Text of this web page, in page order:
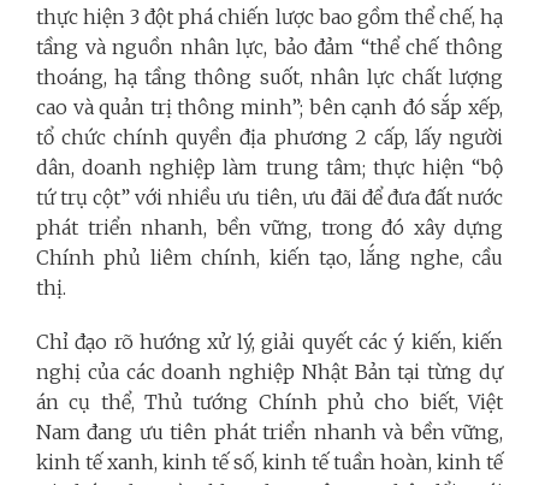
thực hiện 3 đột phá chiến lược bao gồm thể chế, hạ
tầng và nguồn nhân lực, bảo đảm “thể chế thông
thoáng, hạ tầng thông suốt, nhân lực chất lượng
cao và quản trị thông minh”; bên cạnh đó sắp xếp,
tổ chức chính quyền địa phương 2 cấp, lấy người
dân, doanh nghiệp làm trung tâm; thực hiện “bộ
tứ trụ cột” với nhiều ưu tiên, ưu đãi để đưa đất nước
phát triển nhanh, bền vững, trong đó xây dựng
Chính phủ liêm chính, kiến tạo, lắng nghe, cầu
thị.
Chỉ đạo rõ hướng xử lý, giải quyết các ý kiến, kiến
nghị của các doanh nghiệp Nhật Bản tại từng dự
án cụ thể, Thủ tướng Chính phủ cho biết, Việt
Nam đang ưu tiên phát triển nhanh và bền vững,
kinh tế xanh, kinh tế số, kinh tế tuần hoàn, kinh tế